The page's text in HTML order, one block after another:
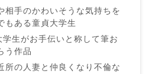
相手のかわいそうな気持ちを
もある童貞大学生
生がお手伝いと称して筆お
う作品
所の人妻と仲良くなり不倫な